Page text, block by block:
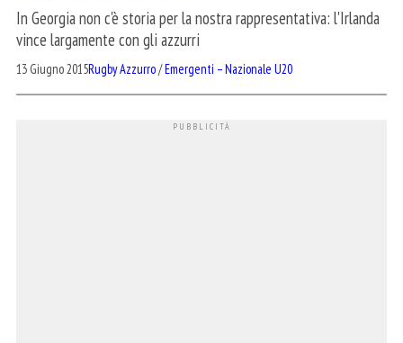
In Georgia non c'è storia per la nostra rappresentativa: l'Irlanda
vince largamente con gli azzurri
13 Giugno 2015Rugby Azzurro/Emergenti – Nazionale U20